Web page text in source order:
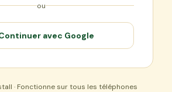
ou
avec Google
· Fonctionne sur tous les téléphones